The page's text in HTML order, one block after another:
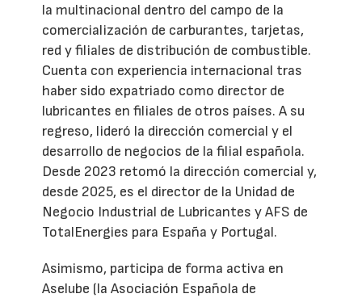
la multinacional dentro del campo de la
comercialización de carburantes, tarjetas,
red y filiales de distribución de combustible.
Cuenta con experiencia internacional tras
haber sido expatriado como director de
lubricantes en filiales de otros países. A su
regreso, lideró la dirección comercial y el
desarrollo de negocios de la filial española.
Desde 2023 retomó la dirección comercial y,
desde 2025, es el director de la Unidad de
Negocio Industrial de Lubricantes y AFS de
TotalEnergies para España y Portugal.
Asimismo, participa de forma activa en
Aselube (la Asociación Española de